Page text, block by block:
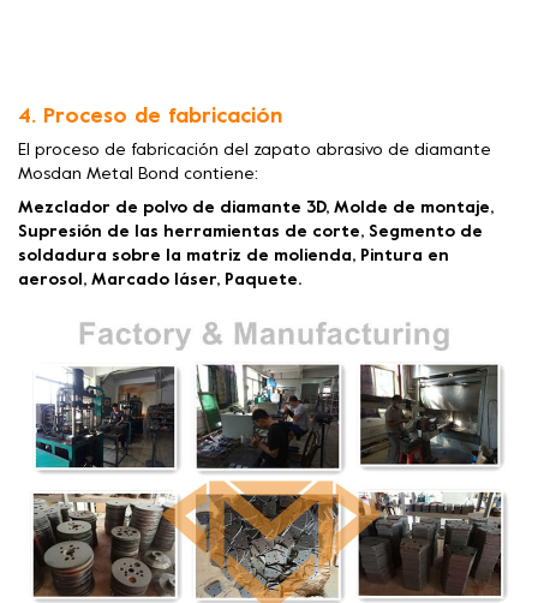
4. Proceso de fabricación
El proceso de fabricación del zapato abrasivo de diamante
Mosdan Metal Bond contiene:
Mezclador de polvo de diamante 3D, Molde de montaje,
Supresión de las herramientas de corte, Segmento de
soldadura sobre la matriz de molienda, Pintura en
aerosol, Marcado láser, Paquete.